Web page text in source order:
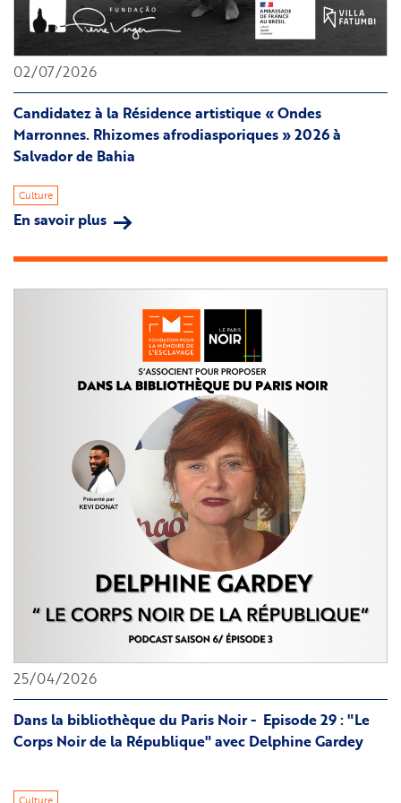
Candidatez à la Résidence artistique « Ondes
Marronnes. Rhizomes afrodiasporiques » 2026 à
Salvador de Bahia
Culture
02/07/2026
En savoir plus sur
à
la
Résidence
artistique
Ondes
Marronnes.
Rhizomes
afrodiasporiques
»
2026
à
Salvador
Dans la bibliothèque du Paris Noir - Episode 29 : "Le
Corps Noir de la République" avec Delphine Gardey
25/04/2026